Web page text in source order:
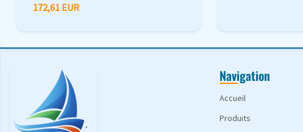
172,61 EUR
Navigation
Accueil
Produits